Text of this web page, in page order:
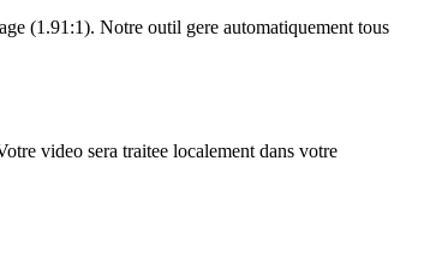
(1.91:1). Notre outil gere automatiquement tous
video sera traitee localement dans votre